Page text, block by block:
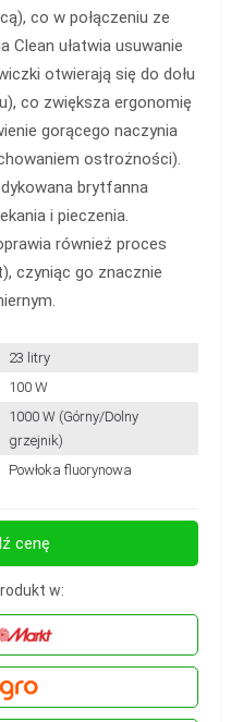
co w połączeniu ze
Clean ułatwia usuwanie
otwierają się do dołu
co zwiększa ergonomię
gorącego naczynia
ostrożności).
brytfanna
i pieczenia.
również proces
czyniąc go znacznie
23 litry
100 W
1000 W (Górny/Dolny
grzejnik)
Powłoka fluorynowa
cenę
w: